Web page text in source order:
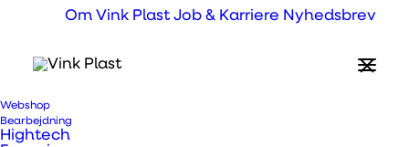
Om Vink Plast Job & Karriere Nyhedsbrev
Webshop
Bearbejdning
Hightech
styrke og stabilitet
Ingen vedligehold! Kun rengøring og med god kemisk
Lang levetid på facader med farveægthed selv efter
mange år
Anti-bakteriel kvalitet (TOPLAB PLUS) til sygehuse og